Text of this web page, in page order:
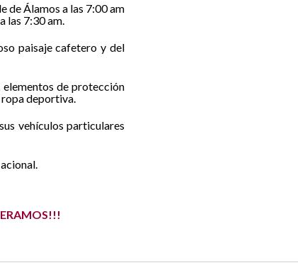
de Álamos a las 7:00 am
las 7:30 am.
paisaje cafetero y del
de protección
deportiva.
vehículos particulares